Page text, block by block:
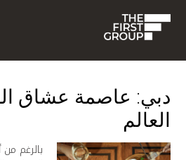
دبي: عاصمة عشاق
العالم
بالرغم